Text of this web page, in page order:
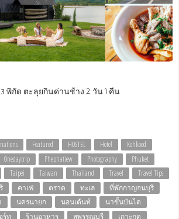
พิกัด ตะลุยกินด่านช้าง 2 วัน 1 คืน
Featured HOSTEL Hotel
Kohkood
Onedaytrip Phephatiew Photography
Phuket
Taipei Taiwan Thailand Travel
Travel Tips
คาเฟ่ ตราด ทะเล
ที่พักกาญจนบุรี
นครนายก นอนเต้นท์
นาขั้นบันได
ร์ท ร้านอาหาร สุพรรณบุรี
เกาะกูด